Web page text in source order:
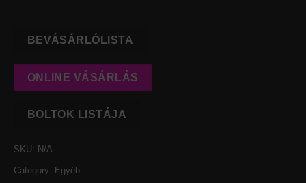
BEVÁSÁRLÓLISTA
ONLINE VÁSÁRLÁS
BOLTOK LISTÁJA
SKU: N/A
Category: Egyéb